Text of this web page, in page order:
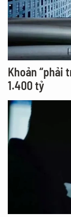
Khoản “phải
1.400 tỷ